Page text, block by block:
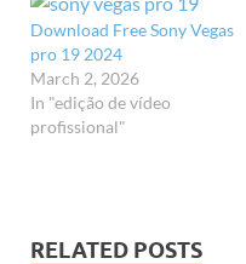
Download Free Sony Vegas
pro 19 2024
March 2, 2026
In "edição de vídeo
profissional"
RELATED POSTS